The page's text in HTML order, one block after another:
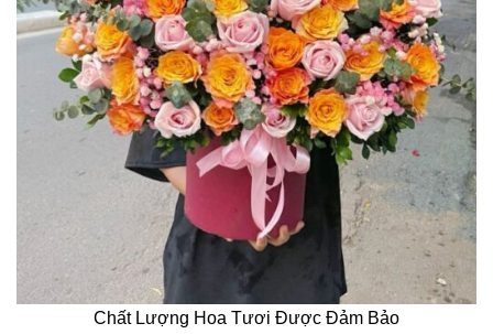
Chất Lượng Hoa Tươi Được Đảm Bảo